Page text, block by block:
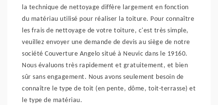
la technique de nettoyage diffère largement en fonction
du matériau utilisé pour réaliser la toiture. Pour connaître
les frais de nettoyage de votre toiture, c'est très simple,
veuillez envoyer une demande de devis au siège de notre
société Couverture Angelo situé à Neuvic dans le 19160.
Nous évaluons très rapidement et gratuitement, et bien
sûr sans engagement. Nous avons seulement besoin de
connaître le type de toit (en pente, dôme, toit-terrasse) et
le type de matériau.